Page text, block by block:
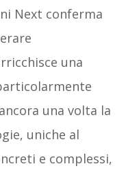
Next conferma
una
una volta la
uniche al
e complessi,